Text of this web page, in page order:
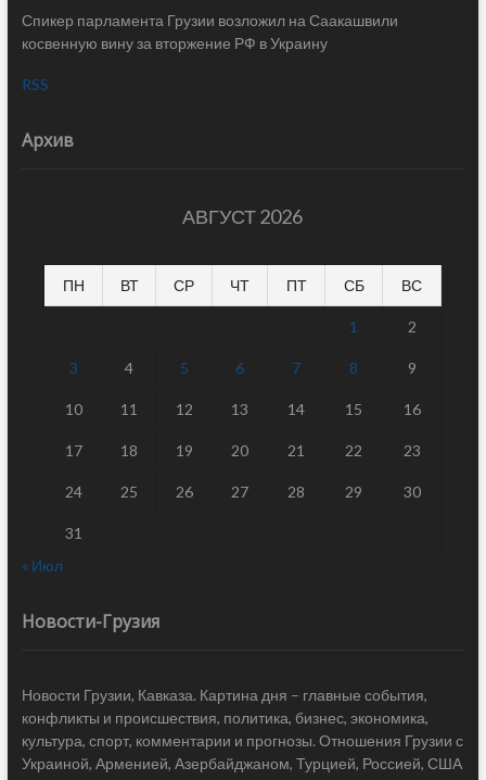
Спикер парламента Грузии возложил на Саакашвили
косвенную вину за вторжение РФ в Украину
RSS
Архив
АВГУСТ 2026
ПН ВТ СР ЧТ ПТ СБ ВС
1 2
3 4 5 6 7 8 9
10 11 12 13 14 15 16
17 18 19 20 21 22 23
24 25 26 27 28 29 30
31
« Июл
Новости-Грузия
Новости Грузии, Кавказа. Картина дня – главные события,
конфликты и происшествия, политика, бизнес, экономика,
культура, спорт, комментарии и прогнозы. Отношения Грузии с
Украиной, Арменией, Азербайджаном, Турцией, Россией, США